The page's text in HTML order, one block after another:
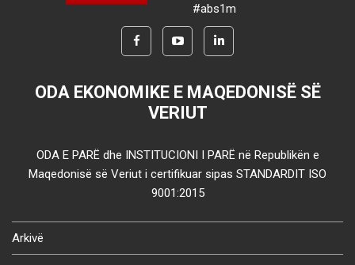
#abs1m
ODA EKONOMIKE E MAQEDONISË SË
VERIUT
ODA E PARË dhe INSTITUCIONI I PARË në Republikën e
Maqedonisë së Veriut i certifikuar sipas STANDARDIT ISO
9001:2015
Arkivë